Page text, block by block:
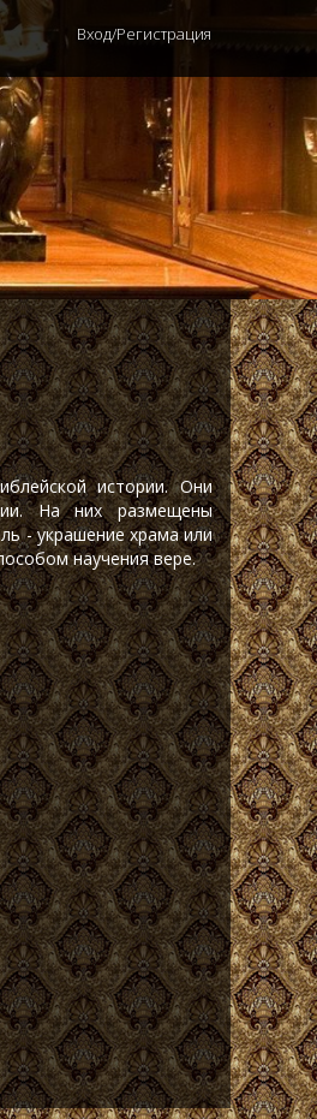
Вход/Регистрация
истории. Они
На них размещены
- украшение храма или
научения вере.